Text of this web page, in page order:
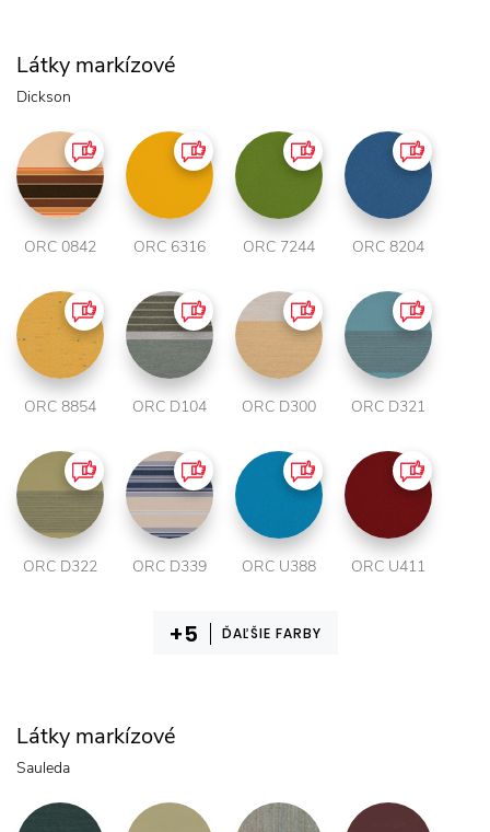
Látky markízové
Dickson
ORC 0842 ORC 6316 ORC 7244 ORC 8204
ORC 8854 ORC D104 ORC D300 ORC D321
ORC D322 ORC D339 ORC U388 ORC U411
ĎAĽŠIE FARBY
Látky markízové
Sauleda